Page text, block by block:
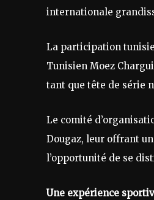
internationale
La participation
Tunisien Moez
tant que tête de série
Le comité
Dougaz, leur offrant
l’opportunité de se
Une expérience